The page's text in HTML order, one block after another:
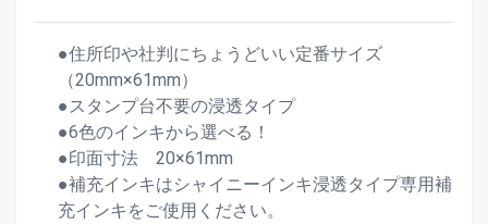
●住所印や社判にちょうどいい定番サイズ
（20mm×61mm）
●スタンプ台不要の浸透タイプ
●6色のインキから選べる！
●印面寸法 20×61mm
●補充インキはシャイニーインキ浸透タイプ専用補
充インキをご使用ください。